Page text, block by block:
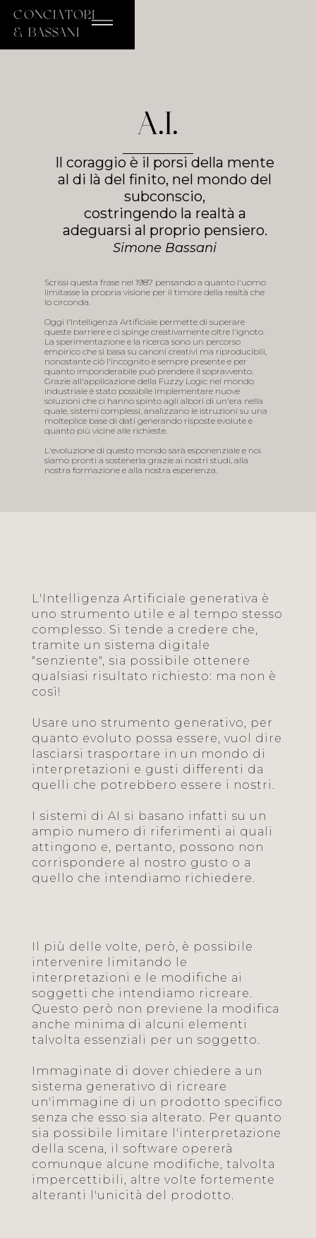
conciatori
& bassani
A.I.
Il coraggio è il porsi della mente
al di là del finito, nel mondo del
subconscio,
costringendo la realtà a
adeguarsi al proprio pensiero.
Simone Bassani
Scrissi questa frase nel 1987 pensando a quanto l'uomo
limitasse la propria visione per il timore della realtà che
lo circonda.
Oggi l'Intelligenza Artificiale permette di superare
queste barriere e ci spinge creativamente oltre l'ignoto.
La sperimentazione e la ricerca sono un percorso
empirico che si basa su canoni creativi ma riproducibili,
nonostante ciò l'incognito è sempre presente e per
quanto imponderabile può prendere il sopravvento.
Grazie all'applicazione della Fuzzy Logic nel mondo
industriale è stato possibile implementare nuove
soluzioni che ci hanno spinto agli albori di un'era nella
quale, sistemi complessi, analizzano le istruzioni su una
molteplice base di dati generando risposte evolute e
quanto più vicine alle richieste.
L'evoluzione di questo mondo sarà esponenziale e noi
siamo pronti a sostenerla grazie ai nostri studi, alla
nostra formazione e alla nostra esperienza.
L'Intelligenza Artificiale generativa è
uno strumento utile e al tempo stesso
complesso. Si tende a credere che,
tramite un sistema digitale
"senziente", sia possibile ottenere
qualsiasi risultato richiesto: ma non è
così!
Usare uno strumento generativo, per
quanto evoluto possa essere, vuol dire
lasciarsi trasportare in un mondo di
interpretazioni e gusti differenti da
quelli che potrebbero essere i nostri.
I sistemi di AI si basano infatti su un
ampio numero di riferimenti ai quali
attingono e, pertanto, possono non
corrispondere al nostro gusto o a
quello che intendiamo richiedere.
Il più delle volte, però, è possibile
intervenire limitando le
interpretazioni e le modifiche ai
soggetti che intendiamo ricreare.
Questo però non previene la modifica
anche minima di alcuni elementi
talvolta essenziali per un soggetto.
Immaginate di dover chiedere a un
sistema generativo di ricreare
un'immagine di un prodotto specifico
senza che esso sia alterato. Per quanto
sia possibile limitare l'interpretazione
della scena, il software opererà
comunque alcune modifiche, talvolta
impercettibili, altre volte fortemente
alteranti l'unicità del prodotto.